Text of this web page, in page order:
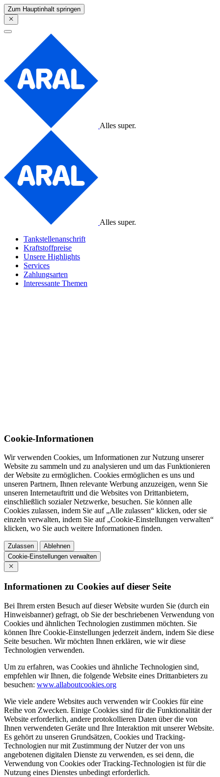
Zum Hauptinhalt springen
Alles super.
Alles super.
Tankstellenanschrift
Kraftstoffpreise
Unsere Highlights
Services
Zahlungsarten
Interessante Themen
Cookie-Informationen
Wir verwenden Cookies, um Informationen zur Nutzung unserer
Website zu sammeln und zu analysieren und um das Funktionieren
der Website zu ermöglichen. Cookies ermöglichen es uns und
unseren Partnern, Ihnen relevante Werbung anzuzeigen, wenn Sie
unseren Internetauftritt und die Websites von Drittanbietern,
einschließlich sozialer Netzwerke, besuchen. Sie können alle
Cookies zulassen, indem Sie auf „Alle zulassen“ klicken, oder sie
einzeln verwalten, indem Sie auf „Cookie-Einstellungen verwalten“
klicken, wo Sie auch weitere Informationen finden.
Zulassen
Ablehnen
Cookie-Einstellungen verwalten
Informationen zu Cookies auf dieser Seite
Bei Ihrem ersten Besuch auf dieser Website wurden Sie (durch ein
Hinweisbanner) gefragt, ob Sie der beschriebenen Verwendung von
Cookies und ähnlichen Technologien zustimmen möchten. Sie
können Ihre Cookie-Einstellungen jederzeit ändern, indem Sie diese
Seite besuchen. Wir möchten Ihnen erklären, wie wir diese
Technologien verwenden.
Um zu erfahren, was Cookies und ähnliche Technologien sind,
empfehlen wir Ihnen, die folgende Website eines Drittanbieters zu
besuchen: www.allaboutcookies.org
Wie viele andere Websites auch verwenden wir Cookies für eine
Reihe von Zwecken. Einige Cookies sind für die Funktionalität der
Website erforderlich, andere protokollieren Daten über die von
Ihnen verwendeten Geräte und Ihre Interaktion mit unserer Website.
Es gehört zu unseren Grundsätzen, Cookies und Tracking-
Technologien nur mit Zustimmung der Nutzer der von uns
angebotenen digitalen Dienste zu verwenden, es sei denn, die
Verwendung von Cookies oder Tracking-Technologien ist für die
Nutzung eines Dienstes unbedingt erforderlich.